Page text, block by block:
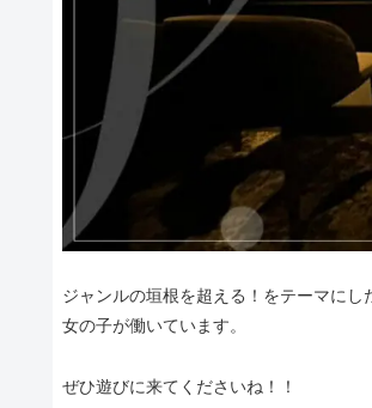
ジャンルの垣根を超える！をテーマに
女の子が働いています。
ぜひ遊びに来てくださいね！！